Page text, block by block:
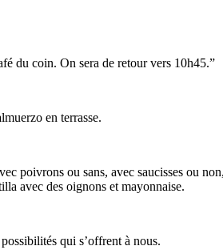
du coin. On sera de retour vers 10h45.”
en terrasse.
poivrons ou sans, avec saucisses ou
avec des oignons et mayonnaise.
qui s’offrent à nous.